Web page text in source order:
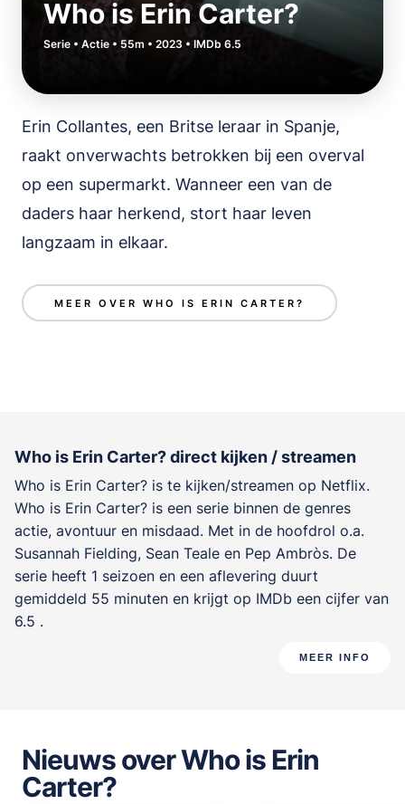
Who is Erin Carter?
Serie • Actie • 55m • 2023 • IMDb 6.5
Erin Collantes, een Britse leraar in Spanje,
raakt onverwachts betrokken bij een overval
op een supermarkt. Wanneer een van de
daders haar herkend, stort haar leven
langzaam in elkaar.
MEER OVER WHO IS ERIN CARTER?
Who is Erin Carter? direct kijken / streamen
Who is Erin Carter? is te kijken/streamen op Netflix.
Who is Erin Carter? is een serie binnen de genres
actie, avontuur en misdaad. Met in de hoofdrol o.a.
Susannah Fielding, Sean Teale en Pep Ambròs. De
serie heeft 1 seizoen en een aflevering duurt
gemiddeld 55 minuten en krijgt op IMDb een cijfer van
6.5 .
MEER INFO
Nieuws over Who is Erin
Carter?